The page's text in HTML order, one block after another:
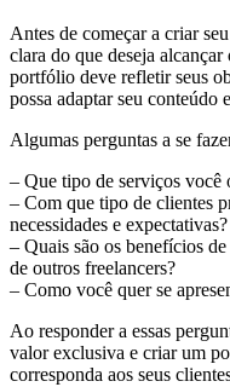
Antes de começar a criar
clara do que deseja
portfólio deve refletir seus
possa adaptar seu conteúdo
Algumas perguntas a se
– Que tipo de serviços você
– Com que tipo de clientes
necessidades e expectativas?
– Quais são os benefícios
de outros freelancers?
– Como você quer se
Ao responder a essas
valor exclusiva e criar um
corresponda aos seus